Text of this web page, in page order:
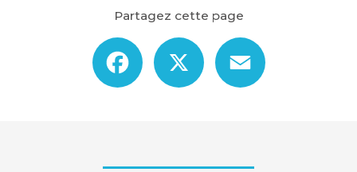
Partagez cette page
Facebook